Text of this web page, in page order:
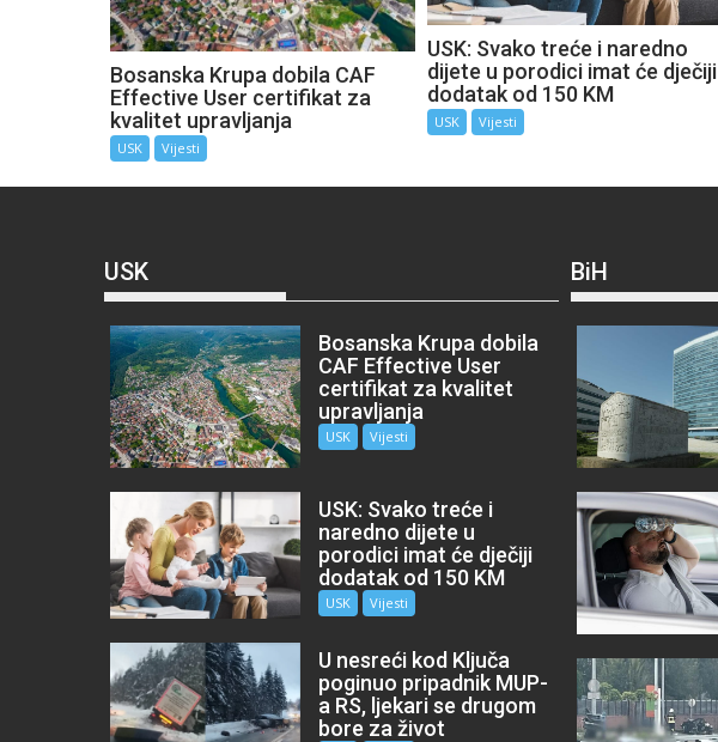
Bosanska Krupa dobila CAF
Effective User certifikat za
kvalitet upravljanja
USK Vijesti
USK: Svako treće i naredno
dijete u porodici imat će dječiji
dodatak od 150 KM
USK Vijesti
USK
Bosanska Krupa dobila
CAF Effective User
certifikat za kvalitet
upravljanja
USK Vijesti
USK: Svako treće i
naredno dijete u
porodici imat će dječiji
dodatak od 150 KM
USK Vijesti
U nesreći kod Ključa
poginuo pripadnik MUP-
a RS, ljekari se drugom
bore za život
BiH